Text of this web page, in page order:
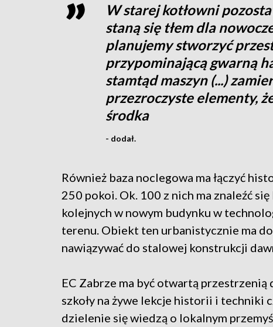
W starej kotłowni
staną się tłem dla
planujemy stworzyć
przypominającą gwarną
stamtąd maszyn (...)
przezroczyste elementy,
środka
- dodał.
Również baza noclegowa ma łączyć
250 pokoi. Ok. 100 z nich ma znaleźć
kolejnych w nowym budynku w
terenu. Obiekt ten urbanistycznie ma
nawiązywać do stalowej konstrukcji
EC Zabrze ma być otwartą przestrzenią
szkoły na żywe lekcje historii i techniki
dzielenie się wiedzą o lokalnym